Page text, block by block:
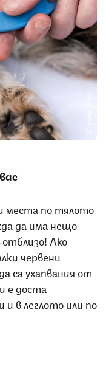
места по тялото
да има нещо
Ако
червени
са ухапвания от
е доста
и в леглото или по